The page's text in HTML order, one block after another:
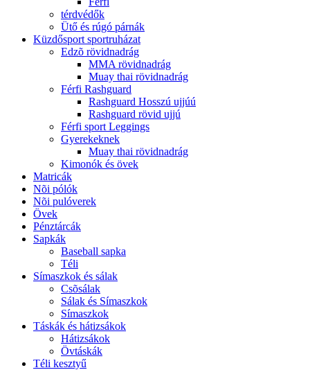
térdvédők
Ütő és rúgó párnák
Küzdősport sportruházat
Edzõ rövidnadrág
MMA rövidnadrág
Muay thai rövidnadrág
Férfi Rashguard
Rashguard Hosszú ujjúú
Rashguard rövid ujjú
Férfi sport Leggings
Gyerekeknek
Muay thai rövidnadrág
Kimonók és övek
Matricák
Nõi pólók
Nõi pulóverek
Övek
Pénztárcák
Sapkák
Baseball sapka
Téli
Símaszkok és sálak
Csõsálak
Sálak és Símaszkok
Símaszkok
Táskák és hátizsákok
Hátizsákok
Övtáskák
Téli kesztyű